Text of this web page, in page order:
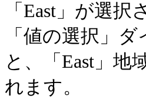
「East」が選
「値の選択」
と、「East」地
れます。